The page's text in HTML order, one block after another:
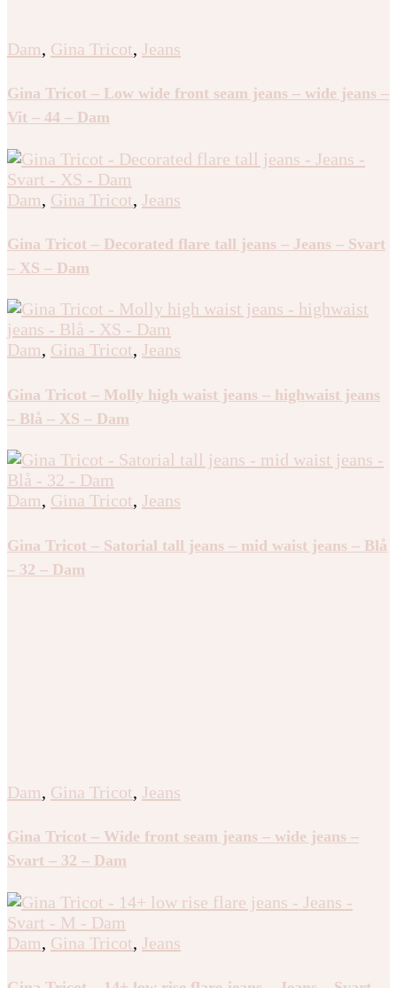
Dam, Gina Tricot, Jeans
Gina Tricot – Low wide front seam jeans – wide jeans –
Vit – 44 – Dam
Dam, Gina Tricot, Jeans
Gina Tricot – Decorated flare tall jeans – Jeans – Svart
– XS – Dam
Dam, Gina Tricot, Jeans
Gina Tricot – Molly high waist jeans – highwaist jeans
– Blå – XS – Dam
Dam, Gina Tricot, Jeans
Gina Tricot – Satorial tall jeans – mid waist jeans – Blå
– 32 – Dam
Dam, Gina Tricot, Jeans
Gina Tricot – Wide front seam jeans – wide jeans –
Svart – 32 – Dam
Dam, Gina Tricot, Jeans